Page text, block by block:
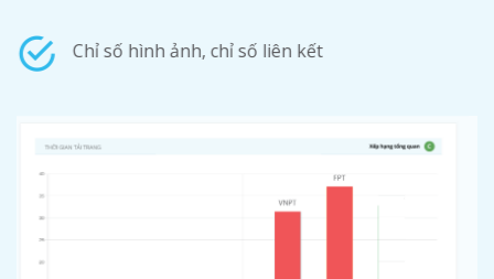
Chỉ số hình ảnh, chỉ số liên kết